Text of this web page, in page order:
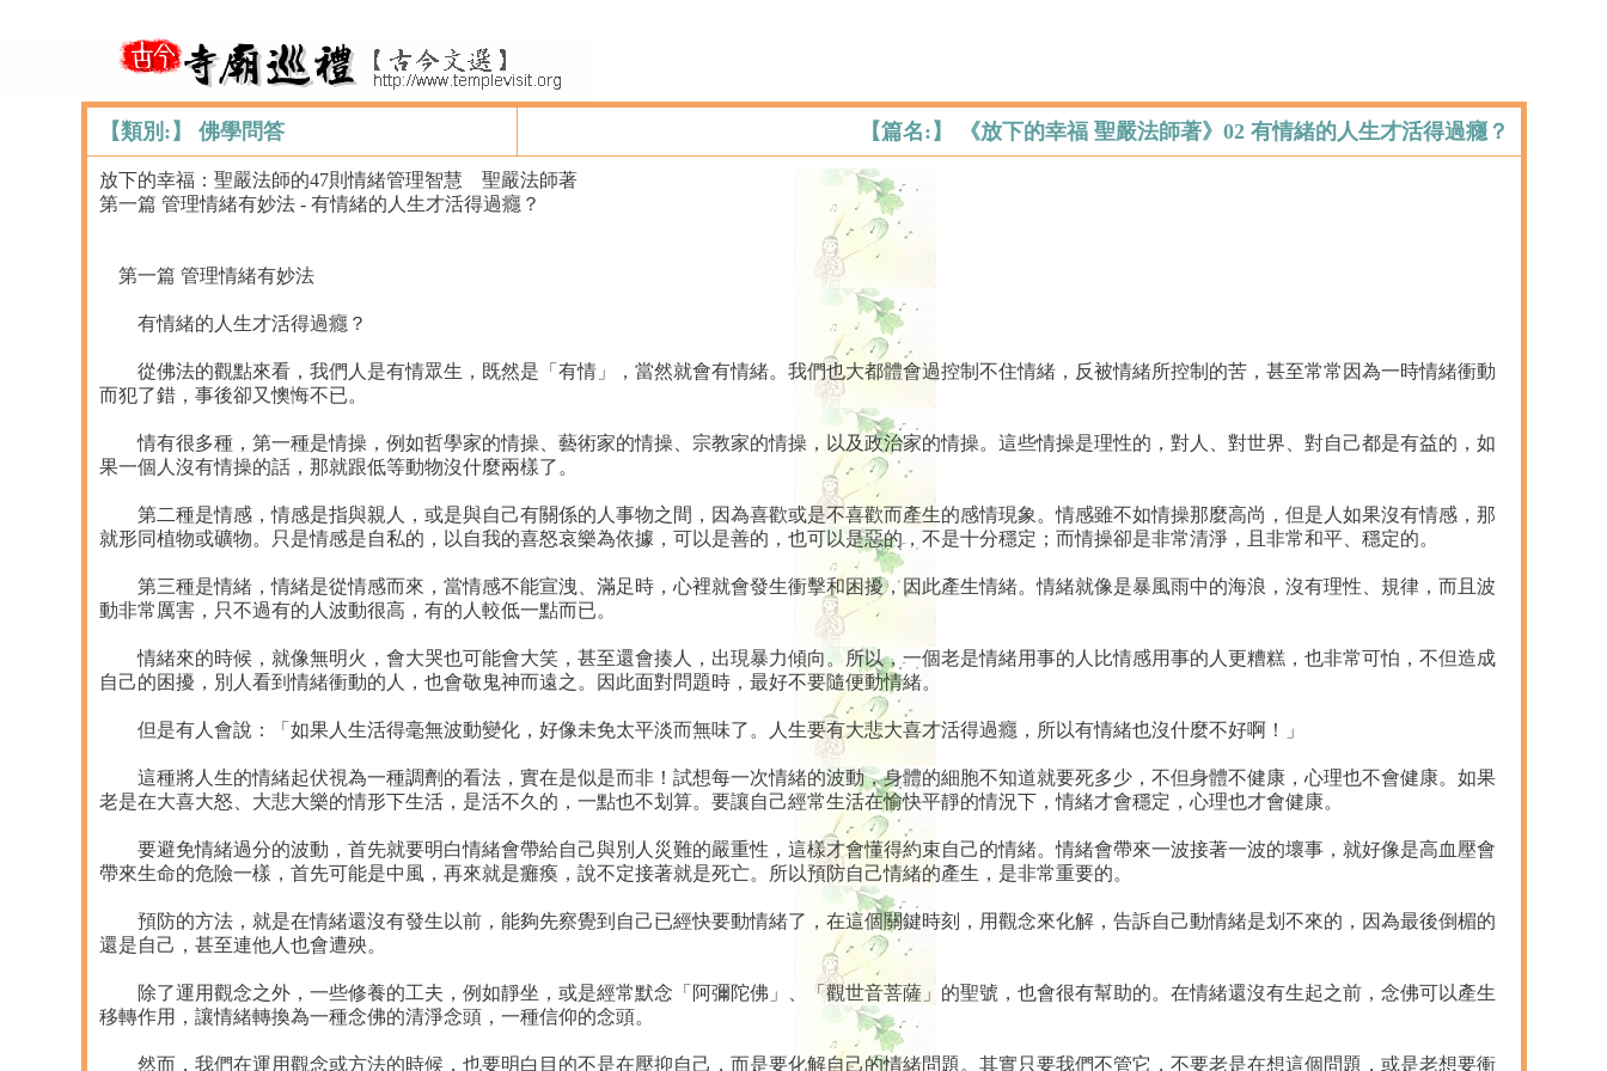
【類別:】 佛學問答 【篇名:】 《放下的幸福 聖嚴法師著》02 有情緒的人生才活得過癮？
放下的幸福：聖嚴法師的47則情緒管理智慧 聖嚴法師著
第一篇 管理情緒有妙法 - 有情緒的人生才活得過癮？
第一篇 管理情緒有妙法
有情緒的人生才活得過癮？
從佛法的觀點來看，我們人是有情眾生，既然是「有情」，當然就會有情緒。我們也大都體會過控制不住情緒，反被情緒所控制的苦，甚至常常因為一時情緒衝動
而犯了錯，事後卻又懊悔不已。
情有很多種，第一種是情操，例如哲學家的情操、藝術家的情操、宗教家的情操，以及政治家的情操。這些情操是理性的，對人、對世界、對自己都是有益的，如
果一個人沒有情操的話，那就跟低等動物沒什麼兩樣了。
第二種是情感，情感是指與親人，或是與自己有關係的人事物之間，因為喜歡或是不喜歡而產生的感情現象。情感雖不如情操那麼高尚，但是人如果沒有情感，那
就形同植物或礦物。只是情感是自私的，以自我的喜怒哀樂為依據，可以是善的，也可以是惡的，不是十分穩定；而情操卻是非常清淨，且非常和平、穩定的。
第三種是情緒，情緒是從情感而來，當情感不能宣洩、滿足時，心裡就會發生衝擊和困擾，因此產生情緒。情緒就像是暴風雨中的海浪，沒有理性、規律，而且波
動非常厲害，只不過有的人波動很高，有的人較低一點而已。
情緒來的時候，就像無明火，會大哭也可能會大笑，甚至還會揍人，出現暴力傾向。所以，一個老是情緒用事的人比情感用事的人更糟糕，也非常可怕，不但造成
自己的困擾，別人看到情緒衝動的人，也會敬鬼神而遠之。因此面對問題時，最好不要隨便動情緒。
但是有人會說：「如果人生活得毫無波動變化，好像未免太平淡而無味了。人生要有大悲大喜才活得過癮，所以有情緒也沒什麼不好啊！」
這種將人生的情緒起伏視為一種調劑的看法，實在是似是而非！試想每一次情緒的波動，身體的細胞不知道就要死多少，不但身體不健康，心理也不會健康。如果
老是在大喜大怒、大悲大樂的情形下生活，是活不久的，一點也不划算。要讓自己經常生活在愉快平靜的情況下，情緒才會穩定，心理也才會健康。
要避免情緒過分的波動，首先就要明白情緒會帶給自己與別人災難的嚴重性，這樣才會懂得約束自己的情緒。情緒會帶來一波接著一波的壞事，就好像是高血壓會
帶來生命的危險一樣，首先可能是中風，再來就是癱瘓，說不定接著就是死亡。所以預防自己情緒的產生，是非常重要的。
預防的方法，就是在情緒還沒有發生以前，能夠先察覺到自己已經快要動情緒了，在這個關鍵時刻，用觀念來化解，告訴自己動情緒是划不來的，因為最後倒楣的
還是自己，甚至連他人也會遭殃。
除了運用觀念之外，一些修養的工夫，例如靜坐，或是經常默念「阿彌陀佛」、「觀世音菩薩」的聖號，也會很有幫助的。在情緒還沒有生起之前，念佛可以產生
移轉作用，讓情緒轉換為一種念佛的清淨念頭，一種信仰的念頭。
然而，我們在運用觀念或方法的時候，也要明白目的不是在壓抑自己，而是要化解自己的情緒問題。其實只要我們不管它，不要老是在想這個問題，或是老想要衝